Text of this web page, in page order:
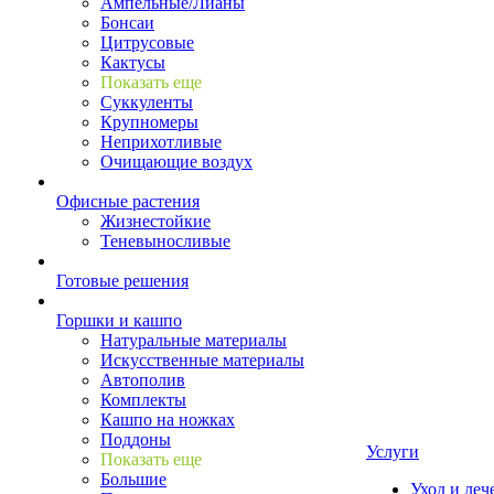
Бонсаи
Цитрусовые
Кактусы
Показать еще
Суккуленты
Крупномеры
Неприхотливые
Очищающие воздух
Офисные растения
Жизнестойкие
Теневыносливые
Готовые решения
Горшки и кашпо
Натуральные материалы
Искусственные материалы
Автополив
Комплекты
Кашпо на ножках
Поддоны
Показать еще
Большие
Услуги
Уход и